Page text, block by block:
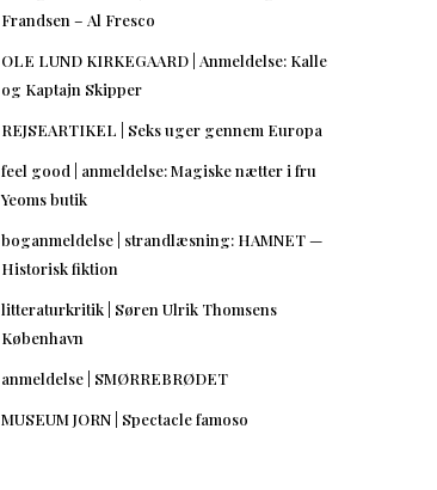
Frandsen – Al Fresco
OLE LUND KIRKEGAARD | Anmeldelse: Kalle
og Kaptajn Skipper
REJSEARTIKEL | Seks uger gennem Europa
feel good | anmeldelse: Magiske nætter i fru
Yeoms butik
boganmeldelse | strandlæsning: HAMNET —
Historisk fiktion
litteraturkritik | Søren Ulrik Thomsens
København
anmeldelse | SMØRREBRØDET
MUSEUM JORN | Spectacle famoso